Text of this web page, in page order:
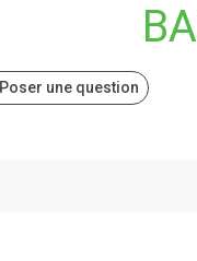
Poser une question